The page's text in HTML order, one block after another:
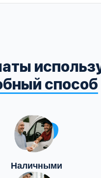
способ
Наличными